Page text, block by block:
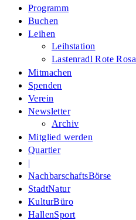
Programm
Buchen
Leihen
Leihstation
Lastenradl Rote Rosa
Mitmachen
Spenden
Verein
Newsletter
Archiv
Mitglied werden
Quartier
|
NachbarschaftsBörse
StadtNatur
KulturBüro
HallenSport